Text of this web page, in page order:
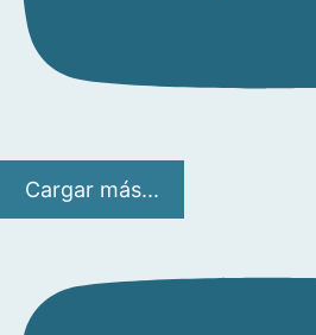
Cargar más...